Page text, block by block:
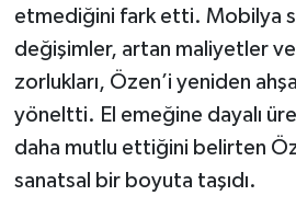
etmediğini fark etti. Mobilya
değişimler, artan maliyetler
zorlukları, Özen’i yeniden
yöneltti. El emeğine dayalı
daha mutlu ettiğini belirten
sanatsal bir boyuta taşıdı.